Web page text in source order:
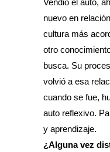
Vendió el auto,
nuevo en
cultura más
otro
busca. Su
volvió a esa
cuando se fue,
auto reflexivo.
y aprendizaje.
¿Alguna vez